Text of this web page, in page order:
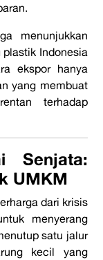
menunjukkan
Indonesia
ekspor hanya
yang membuat
terhadap
Senjata:
UMKM
dari krisis
menyerang
satu jalur
kecil yang